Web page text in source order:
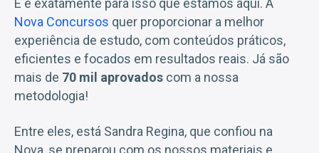
E é exatamente para isso que estamos aqui. A
Nova Concursos quer proporcionar a melhor
experiência de estudo, com conteúdos práticos,
eficientes e focados em resultados reais. Já são
mais de 70 mil aprovados com a nossa
metodologia!
Entre eles, está Sandra Regina, que confiou na
Nova, se preparou com os nossos materiais e